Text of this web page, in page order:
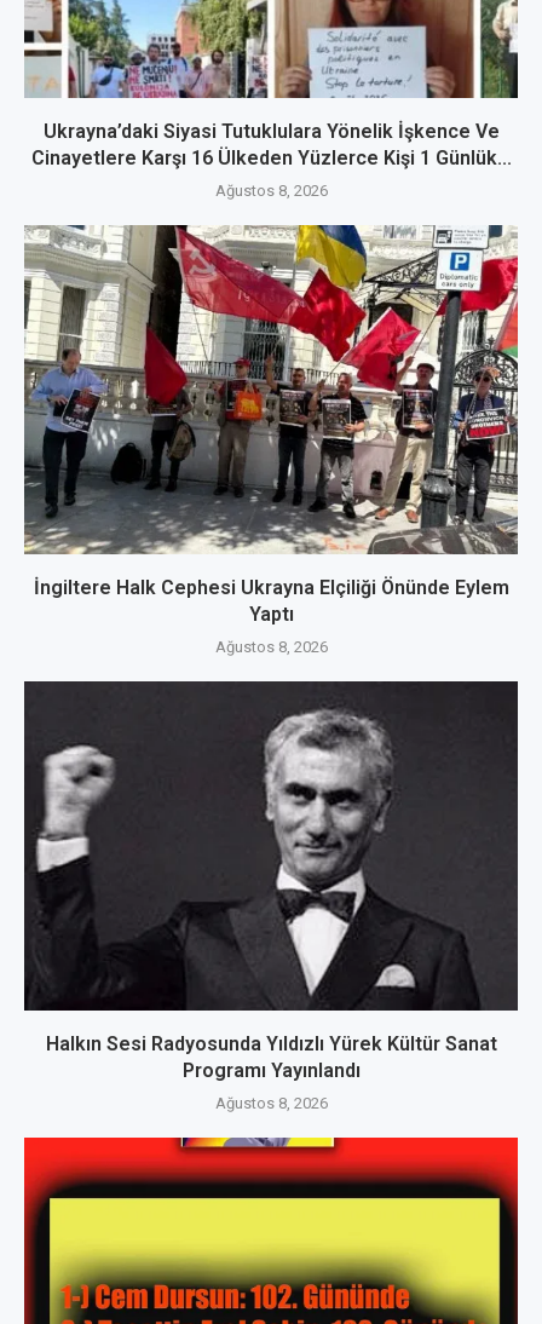
Ukrayna’daki Siyasi Tutuklulara Yönelik İşkence Ve
Cinayetlere Karşı 16 Ülkeden Yüzlerce Kişi 1 Günlük...
Ağustos 8, 2026
İngiltere Halk Cephesi Ukrayna Elçiliği Önünde Eylem
Yaptı
Ağustos 8, 2026
Halkın Sesi Radyosunda Yıldızlı Yürek Kültür Sanat
Programı Yayınlandı
Ağustos 8, 2026